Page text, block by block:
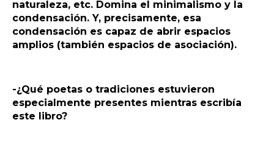
naturaleza, etc. Domina el minimalismo y la
condensación. Y, precisamente, esa
condensación es capaz de abrir espacios
amplios (también espacios de asociación).
-¿Qué poetas o tradiciones estuvieron
especialmente presentes mientras escribía
este libro?